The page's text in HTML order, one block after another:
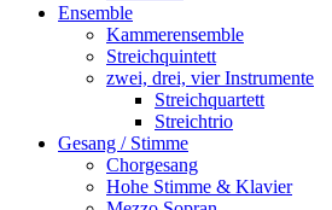
Ensemble
Kammerensemble
Streichquintett
zwei, drei, vier Instrumente
Streichquartett
Streichtrio
Gesang / Stimme
Chorgesang
Hohe Stimme & Klavier